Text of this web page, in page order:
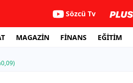
Sözcü Tv
MAGAZİN FİNANS EĞİTİM